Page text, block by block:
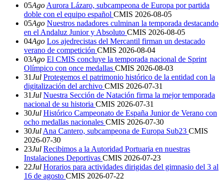
05Ago Aurora Lázaro, subcampeona de Europa por partida
doble con el equipo español CMIS 2026-08-05
05Ago Nuestros nadadores culminan la temporada destacando
en el Andaluz Junior y Absoluto CMIS 2026-08-05
04Ago Los ajedrecistas del Mercantil firman un destacado
verano de competición CMIS 2026-08-04
03Ago El CMIS concluye la temporada nacional de Sprint
Olímpico con once medallas CMIS 2026-08-03
31Jul Protegemos el patrimonio histórico de la entidad con la
digitalización del archivo CMIS 2026-07-31
31Jul Nuestra Sección de Natación firma la mejor temporada
nacional de su historia CMIS 2026-07-31
30Jul Histórico Campeonato de España Junior de Verano con
ocho medallas nacionales CMIS 2026-07-30
30Jul Ana Cantero, subcampeona de Europa Sub23 CMIS
2026-07-30
23Jul Recibimos a la Autoridad Portuaria en nuestras
Instalaciones Deportivas CMIS 2026-07-23
22Jul Horarios para actividades dirigidas del gimnasio del 3 al
16 de agosto CMIS 2026-07-22